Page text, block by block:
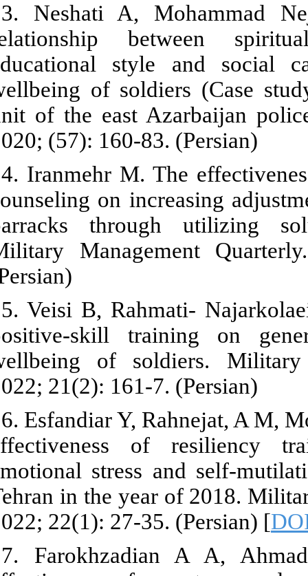
13. Neshati
educational
wellbeing of
unit of the
2020; (57):
14. Iranmehr
counseling
barracks
Military
15. Veisi B,
positive-
wellbeing of
2022; 21(2):
16. Esfandiar
emotional
Tehran in the
2022; 22(1):
17.